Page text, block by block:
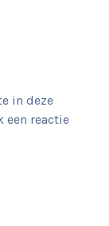
in deze
een reactie